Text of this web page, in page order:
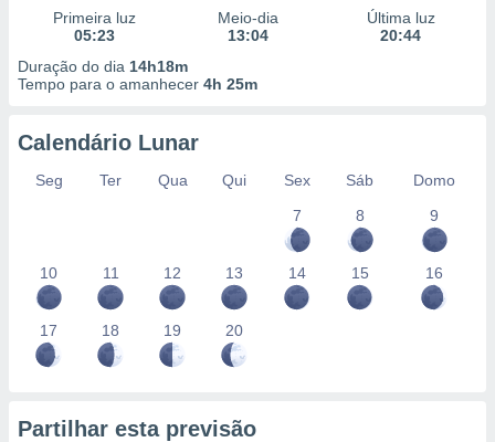
Primeira luz
05:23
Meio-dia
13:04
Última luz
20:44
Duração do dia 14h18m
Tempo para o amanhecer 4h 25m
Calendário Lunar
Seg Ter Qua Qui Sex Sáb
Domo
7
8 9
10 11 12 13 14 15 16
17 18 19 20
Partilhar esta previsão